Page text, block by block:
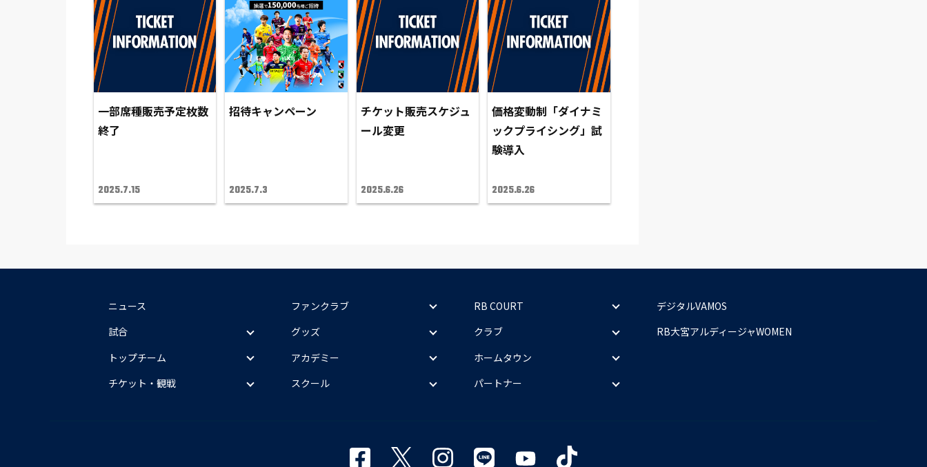
一部席種販売予定枚数
終了
2025.7.15
招待キャンペーン
2025.7.3
チケット販売スケジュ
ール変更
2025.6.26
価格変動制「ダイナミ
ックプライシング」試
験導入
2025.6.26
ニュース
試合
トップチーム
チケット・観戦
ファンクラブ
グッズ
アカデミー
スクール
RB COURT
クラブ
ホームタウン
パートナー
デジタルVAMOS
RB大宮アルディージャWOMEN